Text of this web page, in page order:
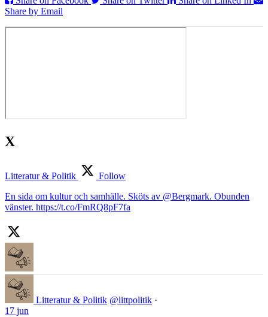
Share by Email
X
Litteratur & Politik
Follow
En sida om kultur och samhälle. Sköts av @Bergmark. Obunden
vänster. https://t.co/FmRQ8pF7fa
Litteratur & Politik @littpolitik ·
17 jun